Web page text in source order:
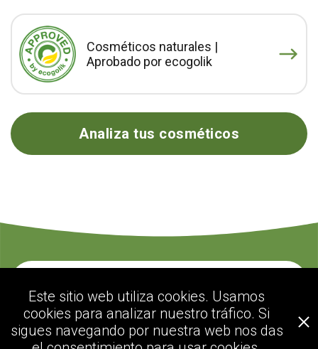
Cosméticos naturales |
Aprobado por ecogolik
Analiza tus cosméticos
ecogolik.com
Este sitio web utiliza cookies. Usamos
cookies para analizar nuestro tráfico. Si
sigues navegando por nuestra web nos das